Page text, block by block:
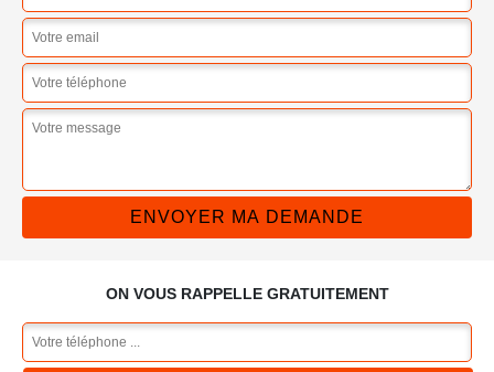
ON VOUS RAPPELLE GRATUITEMENT